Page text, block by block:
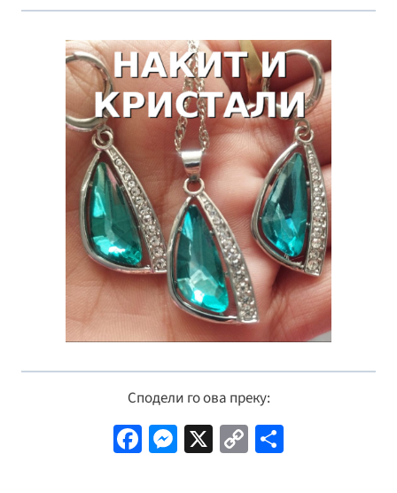
Сподели го ова преку:
Fa M X C